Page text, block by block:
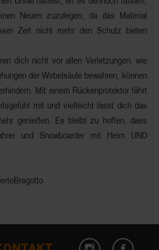
Neuen zuzulegen, da das Material
Zeit nicht mehr den Schutz bieten
dich nicht vor allen Verletzungen, wie
der Wirbelsäule bewahren, können
Mit einem Rückenprotektor fährt
mit und vielleicht lässt dich das
genießen. Es bleibt zu hoffen, dass
und Snowboarder mit Helm UND